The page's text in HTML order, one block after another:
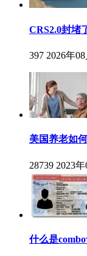
CRS2.0封堵
397 2026年08
美国养老如
28739 2023年
什么是